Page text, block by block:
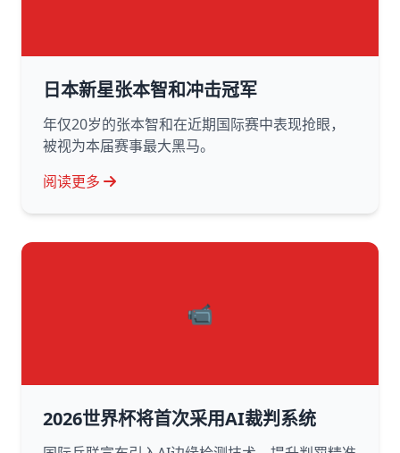
日本新星张本智和冲击冠军
年仅20岁的张本智和在近期国际赛中表现抢眼，
被视为本届赛事最大黑马。
阅读更多
📹
2026世界杯将首次采用AI裁判系统